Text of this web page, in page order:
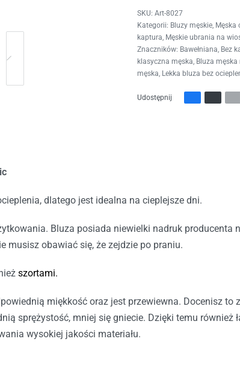
Art-8027
Kategorii: Bluzy męskie, Męska
kaptura, Męskie ubrania na
Znaczników: Bawełniana, Bez
klasyczna męska, Bluza
męska, Lekka bluza bez
Udostępnij
dlatego jest idealna na cieplejsze dni.
Bluza posiada niewielki nadruk producenta
musisz obawiać się, że zejdzie po praniu.
szortami.
miękkość oraz jest przewiewna. Docenisz to
sprężystość, mniej się gniecie. Dzięki temu również
wysokiej jakości materiału.